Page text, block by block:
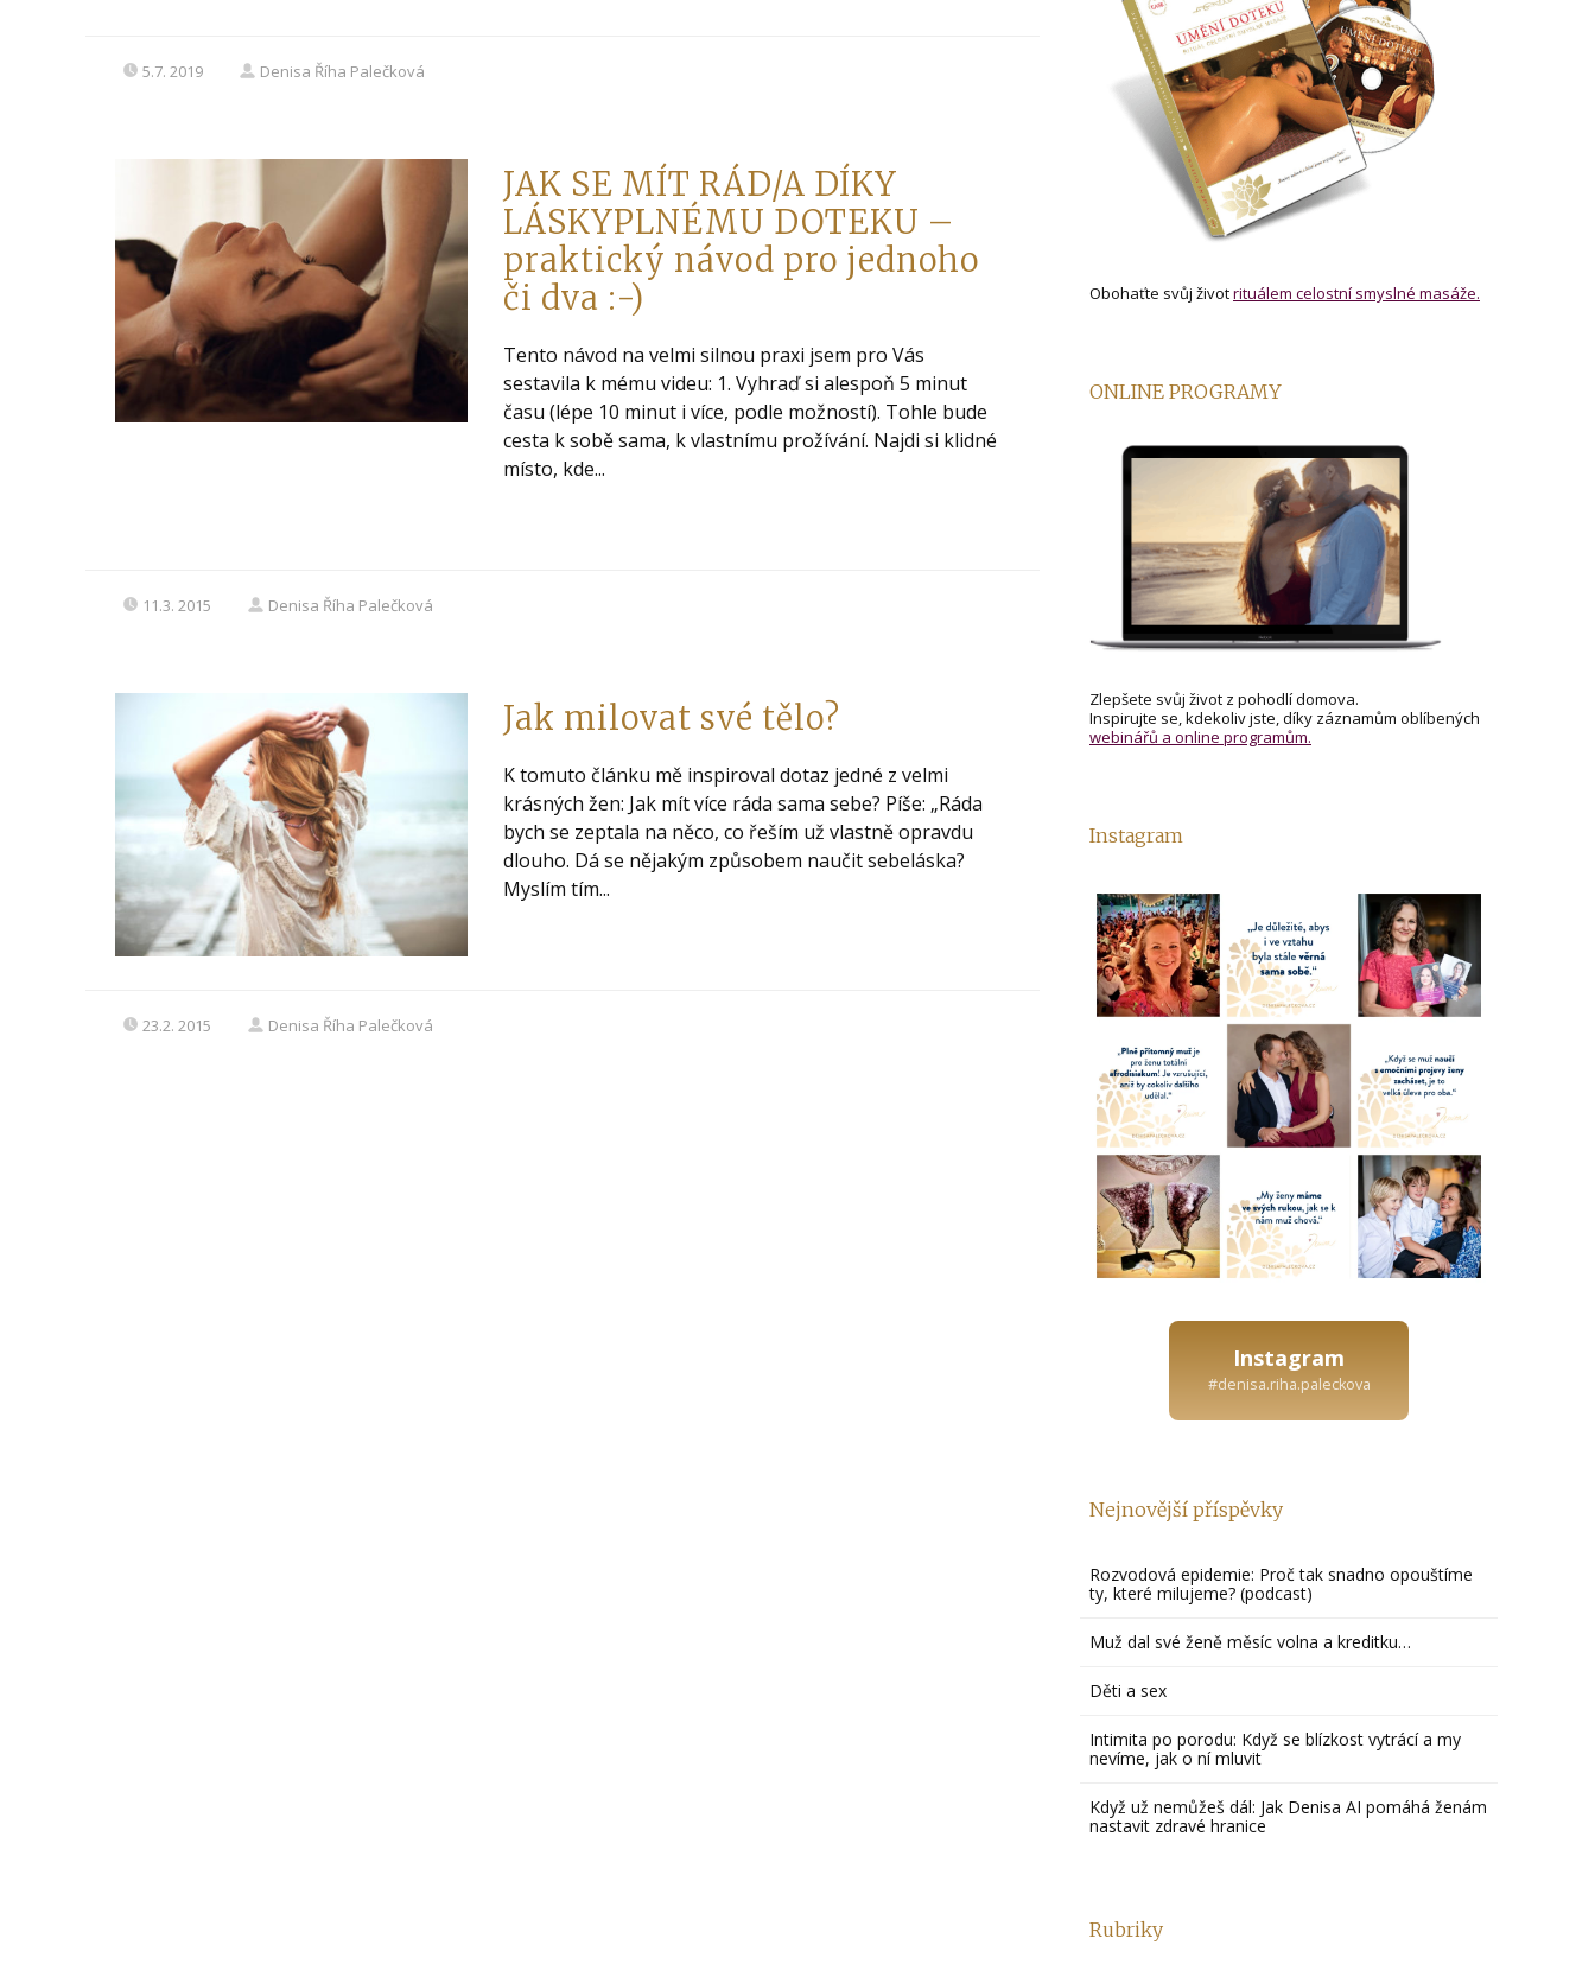
5.7. 2019 Denisa Říha Palečková
JAK SE MÍT RÁD/A DÍKY
LÁSKYPLNÉMU DOTEKU –
praktický návod pro jednoho
či dva :-)
Tento návod na velmi silnou praxi jsem pro Vás
sestavila k mému videu: 1. Vyhraď si alespoň 5 minut
času (lépe 10 minut i více, podle možností). Tohle bude
cesta k sobě sama, k vlastnímu prožívání. Najdi si klidné
místo, kde...
11.3. 2015 Denisa Říha Palečková
Jak milovat své tělo?
K tomuto článku mě inspiroval dotaz jedné z velmi
krásných žen: Jak mít více ráda sama sebe? Píše: „Ráda
bych se zeptala na něco, co řeším už vlastně opravdu
dlouho. Dá se nějakým způsobem naučit sebeláska?
Myslím tím...
23.2. 2015 Denisa Říha Palečková
Obohaťte svůj životrituálem celostní smyslné masáže.
ONLINE PROGRAMY
Zlepšete svůj život z pohodlí domova.
Inspirujte se, kdekoliv jste, díky záznamům oblíbených
webinářů a online programům.
Instagram
Instagram
#denisa.riha.paleckova
Nejnovější příspěvky
Rozvodová epidemie: Proč tak snadno opouštíme
ty, které milujeme? (podcast)
Muž dal své ženě měsíc volna a kreditku…
Děti a sex
Intimita po porodu: Když se blízkost vytrácí a my
nevíme, jak o ní mluvit
Když už nemůžeš dál: Jak Denisa AI pomáhá ženám
nastavit zdravé hranice
Rubriky